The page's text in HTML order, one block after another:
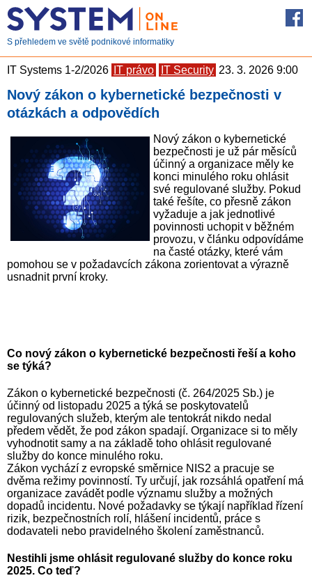
S přehledem ve světě podnikové informatiky
IT Systems 1-2/2026 IT právo IT Security 23. 3. 2026 9:00
Nový zákon o kybernetické bezpečnosti v
otázkách a odpovědích
Nový zákon o kybernetické
bezpečnosti je už pár měsíců
účinný a organizace měly ke
konci minulého roku ohlásit
své regulované služby. Pokud
také řešíte, co přesně zákon
vyžaduje a jak jednotlivé
povinnosti uchopit v běžném
provozu, v článku odpovídáme
na časté otázky, které vám
pomohou se v požadavcích zákona zorientovat a výrazně
usnadnit první kroky.
Co nový zákon o kybernetické bezpečnosti řeší a koho
se týká?
Zákon o kybernetické bezpečnosti (č. 264/2025 Sb.) je
účinný od listopadu 2025 a týká se poskytovatelů
regulovaných služeb, kterým ale tentokrát nikdo nedal
předem vědět, že pod zákon spadají. Organizace si to měly
vyhodnotit samy a na základě toho ohlásit regulované
služby do konce minulého roku.
Zákon vychází z evropské směrnice NIS2 a pracuje se
dvěma režimy povinností. Ty určují, jak rozsáhlá opatření má
organizace zavádět podle významu služby a možných
dopadů incidentu. Nové požadavky se týkají například řízení
rizik, bezpečnostních rolí, hlášení incidentů, práce s
dodavateli nebo pravidelného školení zaměstnanců.
Nestihli jsme ohlásit regulované služby do konce roku
2025. Co teď?